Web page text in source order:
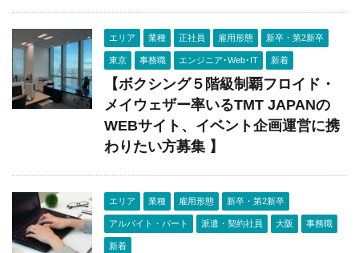
エリア 業種 正社員 雇用形態 新卒・第2新卒
東京 事務職 エンジニア･Web･IT 新着
【ボクシング５階級制覇フロイド・
メイウェザー率いるTMT JAPANの
WEBサイト、イベント企画運営に携
わりたい方募集 】
エリア 業種 雇用形態 新卒・第2新卒
アルバイト・パート 派遣・契約社員 大阪 事務職
新着